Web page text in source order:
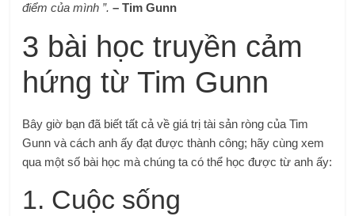
điểm của mình ”.– Tim Gunn
3 bài học truyền cảm
hứng từ Tim Gunn
Bây giờ bạn đã biết tất cả về giá trị tài sản ròng của Tim
Gunn và cách anh ấy đạt được thành công; hãy cùng xem
qua một số bài học mà chúng ta có thể học được từ anh ấy:
1. Cuộc sống